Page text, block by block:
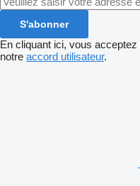
S'abonner
En cliquant ici, vous acceptez
notre accord utilisateur.